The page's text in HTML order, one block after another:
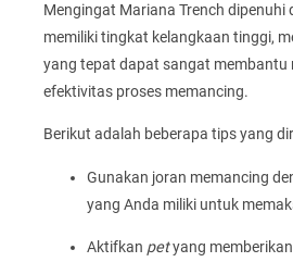
Mengingat Mariana Trench dipenuhi
memiliki tingkat kelangkaan tinggi,
yang tepat dapat sangat membantu
efektivitas proses memancing.
Berikut adalah beberapa tips yang
Gunakan joran memancing
yang Anda miliki untuk
Aktifkan petyang